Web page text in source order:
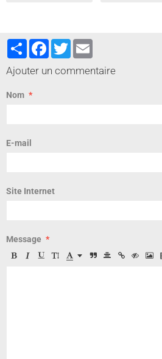
PartagerFacebook
Twitter
Ajouter un commentaire
Nom
E-mail
Site Internet
Message